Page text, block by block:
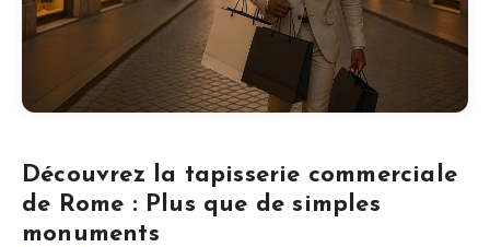
T-Shirts
Fridge Magnets
À propos
Découvrez la tapisserie commerciale
de Rome : Plus que de simples
monuments